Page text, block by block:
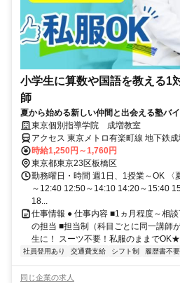
小学生に算数や国語を教える1
師
夏から始める新しい仲間と出会える塾バ
ストや帰省なども調整可能！
東京個別指導学院 成増教室
アクセス 東京メトロ有楽町線 地下鉄
時給1,250円～1,760円
東京都東京23区板橋区
勤務曜日・時間 週1日、1授業～OK 〈
～12:40 12:50～14:10 14:20～15:40
18...
仕事情報 ● 仕事内容 ■1ヵ月程度～相
の担当 ■担当制（科目ごとに同一講師
生に！ スーツ不要！私服のままで
社員登用あり 交通費支給 シフト制 履歴書不要
同じ企業の求人